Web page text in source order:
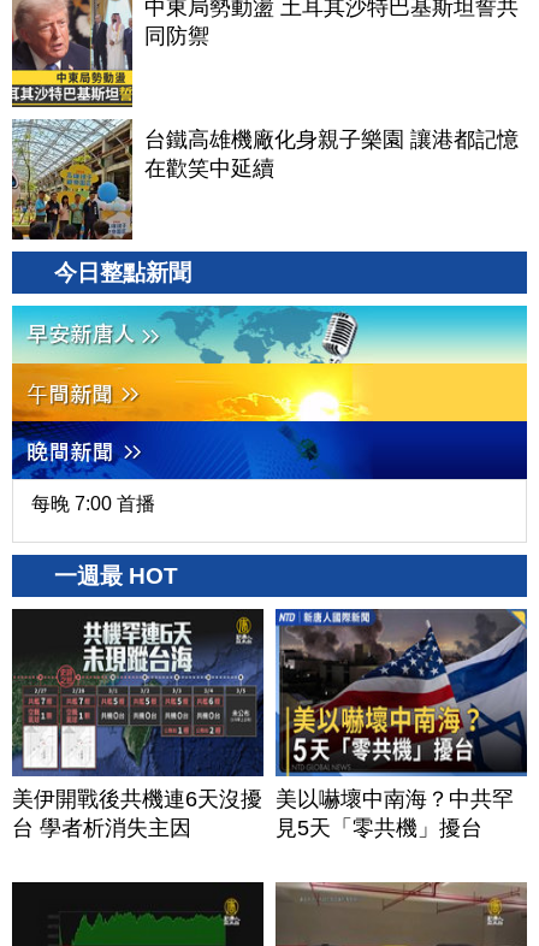
中東局勢動盪 土耳其沙特巴基斯坦誓共
同防禦
台鐵高雄機廠化身親子樂園 讓港都記憶
在歡笑中延續
今日整點新聞
每晚 7:00 首播
一週最 HOT
美伊開戰後共機連6天沒擾
台 學者析消失主因
美以嚇壞中南海？中共罕
見5天「零共機」擾台